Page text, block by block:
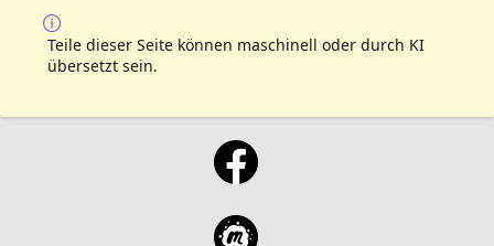
Teile dieser Seite können maschinell oder durch KI
übersetzt sein.